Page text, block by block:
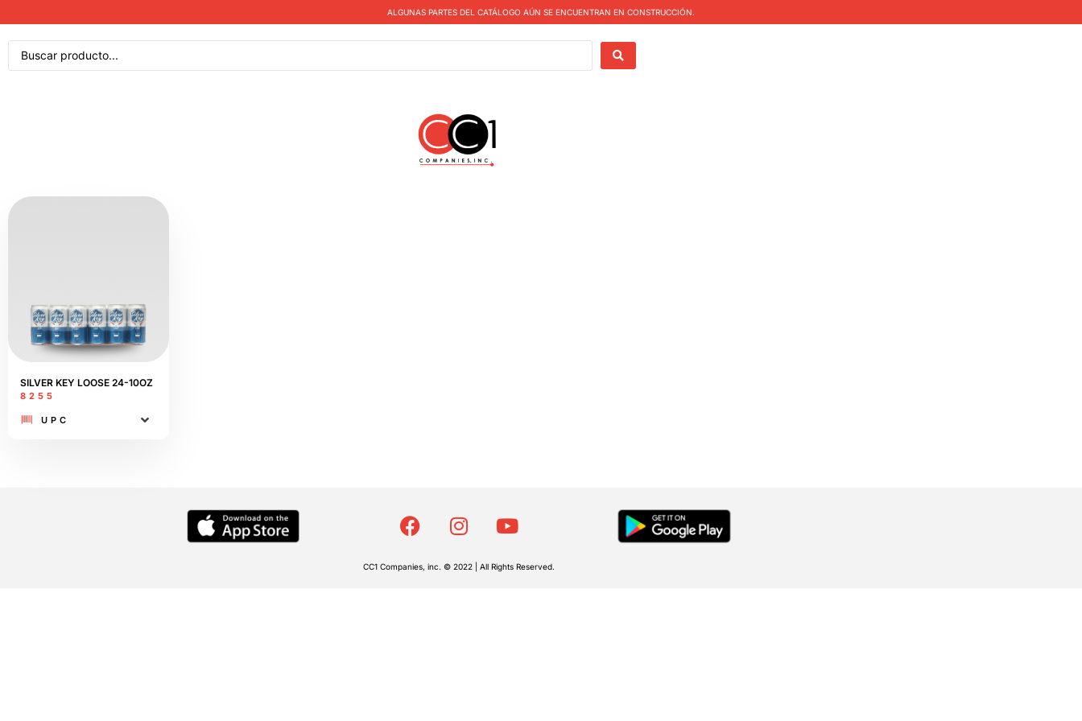
ALGUNAS PARTES DEL CATÁLOGO AÚN SE ENCUENTRAN EN CONSTRUCCIÓN.
SILVER KEY LOOSE 24-10OZ
8255
UPC
CC1 Companies, inc. © 2022 | All Rights Reserved.